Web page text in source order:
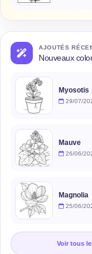
AJOUTÉS
Nouveaux
Myosotis
29/07/
Mauve
26/06/
Magnolia
25/06/
Voir tous